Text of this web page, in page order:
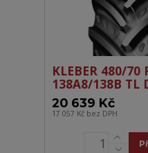
KLEBER 480/70
138A8/138B TL
20 639 Kč
17 057 Kč bez DPH